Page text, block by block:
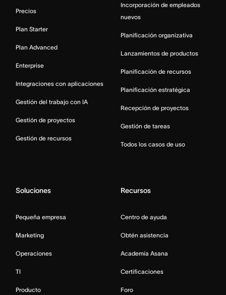
Precios
Plan Starter
Plan Advanced
Enterprise
Integraciones con aplicaciones
Gestión del trabajo con IA
Gestión de proyectos
Gestión de recursos
Incorporación de empleados
nuevos
Planificación organizativa
Lanzamientos de productos
Planificación de recursos
Planificación estratégica
Recepción de proyectos
Gestión de tareas
Todos los casos de uso
Soluciones
Pequeña empresa
Marketing
Operaciones
TI
Producto
Recursos
Centro de ayuda
Obtén asistencia
Academia Asana
Certificaciones
Foro